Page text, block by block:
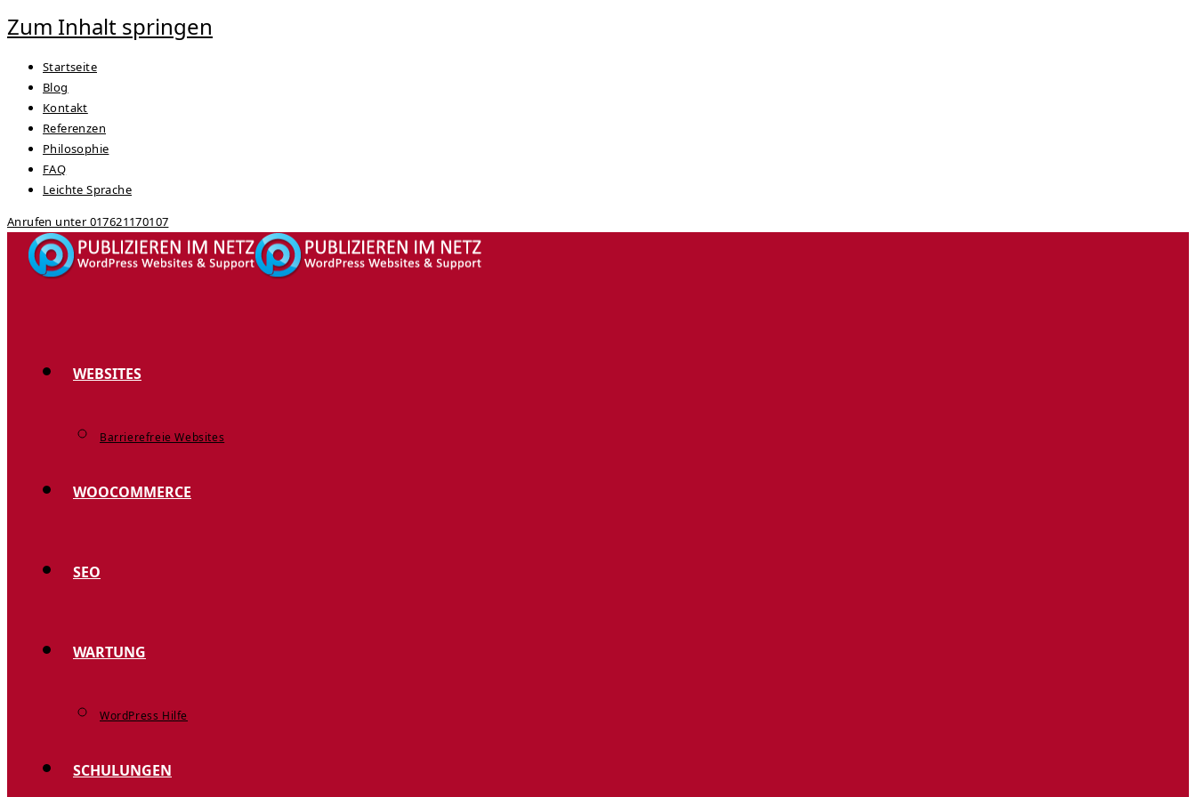
Zum Inhalt springen
Startseite
Blog
Kontakt
Referenzen
Philosophie
FAQ
Leichte Sprache
Anrufen unter 017621170107
WEBSITES
Barrierefreie Websites
WOOCOMMERCE
SEO
WARTUNG
WordPress Hilfe
SCHULUNGEN